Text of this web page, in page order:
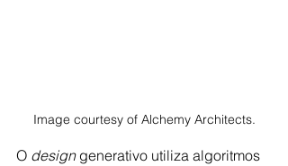
Image courtesy of Alchemy Architects.
O design generativo utiliza algoritmos